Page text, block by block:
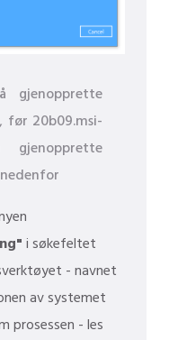
20b09.msi-
i søkefeltet
- navnet
av systemet
prosessen - les